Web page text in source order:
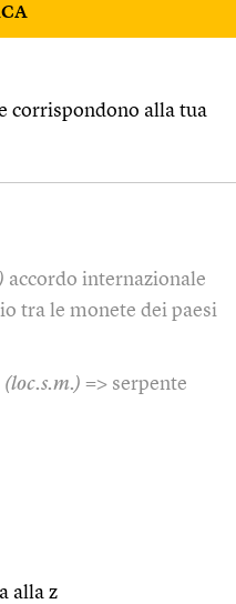
corrispondono alla tua
accordo internazionale
tra le monete dei paesi
(loc.s.m.) => serpente
alla z